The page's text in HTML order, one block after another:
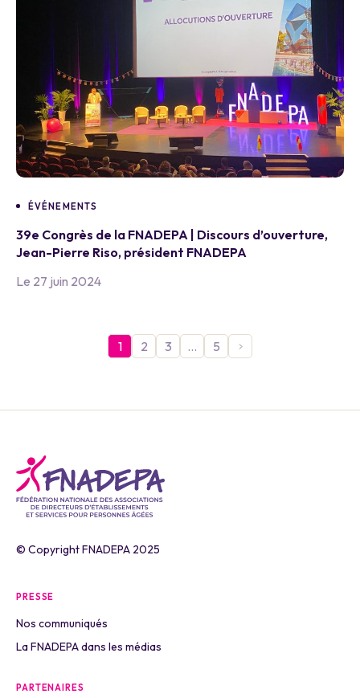
ÉVÉNEMENTS
39e Congrès de la FNADEPA | Discours d’ouverture,
Jean-Pierre Riso, président FNADEPA
Le 27 juin 2024
1 2 3 … 5
© Copyright FNADEPA 2025
PRESSE
Nos communiqués
La FNADEPA dans les médias
PARTENAIRES